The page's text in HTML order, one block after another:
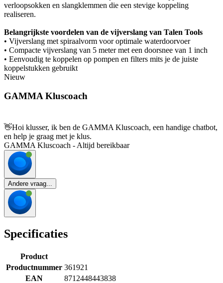
verloopsokken en slangklemmen die een stevige koppeling
realiseren.
Belangrijkste voordelen van de vijverslang van Talen Tools
• Vijverslang met spiraalvorm voor optimale waterdoorvoer
• Compacte vijverslang van 5 meter met een doorsnee van 1 inch
• Eenvoudig te koppelen op pompen en filters mits je de juiste
koppelstukken gebruikt
Nieuw
GAMMA Kluscoach
👋Hoi klusser, ik ben de GAMMA Kluscoach, een handige chatbot,
en help je graag met je klus.
GAMMA Kluscoach - Altijd bereikbaar
Andere vraag...
Specificaties
Product
Productnummer 361921
EAN
8712448443838